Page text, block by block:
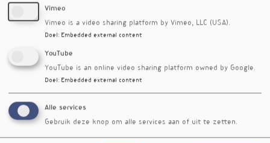
gezondheid.
Lees meer over
Bewegen
voor
een
gezond
Interleukine-6
Vimeo
Vimeo is a video sharing platform by Vimeo, LLC (USA).
Doel : Embedded external content
YouTube
YouTube is an online video sharing platform owned by Google.
Doel : Embedded external content
Alle services
Gebruik deze knop om alle services aan of uit te zetten.